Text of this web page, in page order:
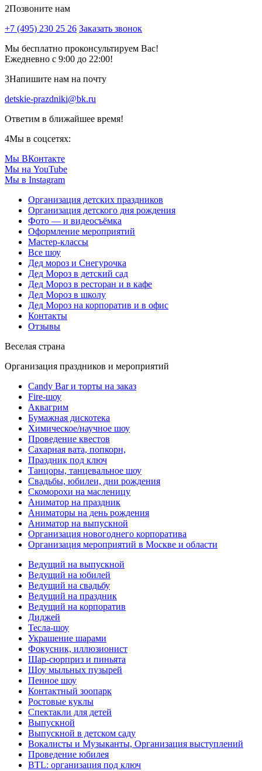
2Позвоните нам
+7 (495) 230 25 26 Заказать звонок
Мы бесплатно проконсультируем Вас!
Ежедневно с 9:00 до 22:00!
3Напишите нам на почту
detskie-prazdniki@bk.ru
Ответим в ближайшее время!
4Мы в соцсетях:
Мы ВКонтакте
Мы на YouTube
Мы в Instagram
Организация детских праздников
Организация детского дня рождения
Фото — и видеосъёмка
Оформление мероприятий
Мастер-классы
Все шоу
Дед мороз и Снегурочка
Дед Мороз в детский сад
Дед Мороз в ресторан и в кафе
Дед Мороз в школу
Дед Мороз на корпоратив и в офис
Контакты
Отзывы
Веселая страна
Организация праздников и мероприятий
Candy Bar и торты на заказ
Fire-шоу
Аквагрим
Бумажная дискотека
Химическое/научное шоу
Проведение квестов
Сахарная вата, попкорн,
Праздник под ключ
Танцоры, танцевальное шоу
Свадьбы, юбилеи, дни рождения
Скоморохи на масленицу
Аниматор на праздник
Аниматоры на день рождения
Аниматор на выпускной
Организация новогоднего корпоратива
Организация мероприятий в Москве и области
Ведущий на выпускной
Ведущий на юбилей
Ведущий на свадьбу
Ведущий на праздник
Ведущий на корпоратив
Диджей
Тесла-шоу
Украшение шарами
Фокусник, иллюзионист
Шар-сюрприз и пиньята
Шоу мыльных пузырей
Пенное шоу
Контактный зоопарк
Ростовые куклы
Спектакли для детей
Выпускной
Выпускной в детском саду
Вокалисты и Музыканты, Организация выступлений
Проведение юбилея
BTL: организация под ключ